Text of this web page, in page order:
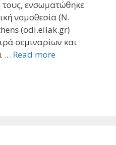
ενσωματώθηκε
νομοθεσία (Ν.
(odi.ellak.gr)
σεμιναρίων και
… Read more